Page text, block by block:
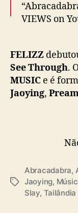
VIEWS on
🎧 All
🔗 Official
FELIZZ
— FELIZZ
FELIZZ
See Through.
MUSIC e é
Jaoying,
T
Abracadabra,
Jaoying,
Slay, Tailândia